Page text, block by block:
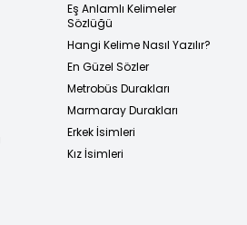
Eş Anlamlı Kelimeler
Sözlüğü
Hangi Kelime Nasıl Yazılır?
En Güzel Sözler
Metrobüs Durakları
Marmaray Durakları
Erkek İsimleri
Kız İsimleri